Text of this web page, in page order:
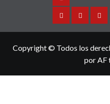
Noticias
SinaloaNacional
Copyright © Todos los
por AF